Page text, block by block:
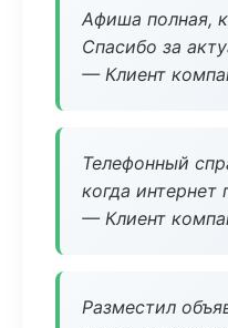
Афиша полная,
Спасибо за
— Клиент
Телефонный
когда интернет
— Клиент
Разместил